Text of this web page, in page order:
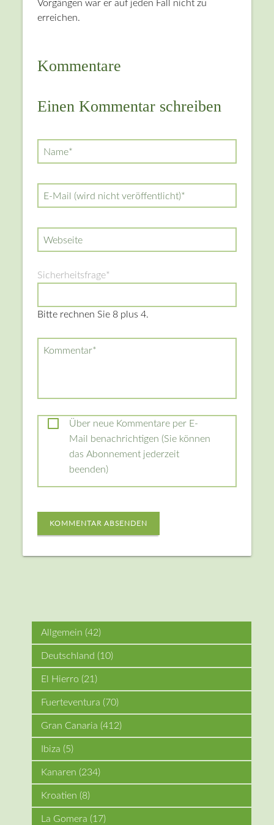
Vorgängen war er auf jeden Fall nicht zu
erreichen.
Kommentare
Einen Kommentar schreiben
Pflichtfeld
Name*
Pflichtfeld
E-Mail (wird nicht veröffentlicht)*
Webseite
Pflichtfeld
Sicherheitsfrage*
Bitte rechnen Sie 8 plus 4.
Pflichtfeld
Kommentar*
Über neue Kommentare per E-
Mail benachrichtigen (Sie können
das Abonnement jederzeit
beenden)
KOMMENTAR ABSENDEN
Allgemein (42)
Deutschland (10)
El Hierro (21)
Fuerteventura (70)
Gran Canaria (412)
Ibiza (5)
Kanaren (234)
Kroatien (8)
La Gomera (17)